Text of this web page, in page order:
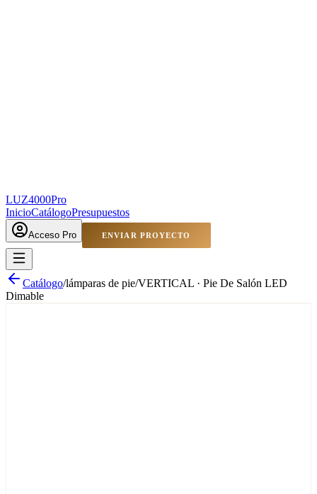
LUZ4000Pro
InicioCatálogoPresupuestos
Acceso Pro ENVIAR PROYECTO
Catálogo/lámparas de pie/VERTICAL · Pie De Salón LED
Dimable